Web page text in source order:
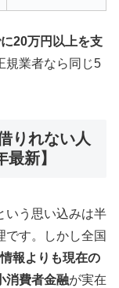
20万円以上を支
規業者なら同じ5
りれない人
新】
いう思い込みは半
です。しかし全国
報よりも現在の
消費者金融が実在